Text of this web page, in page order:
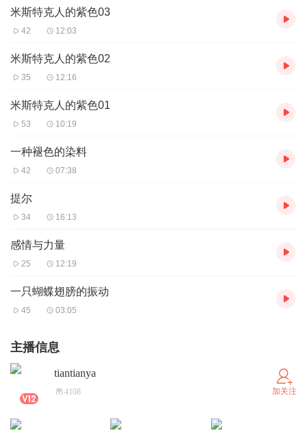
米斯特克人的紫色03
42 12:03
米斯特克人的紫色02
35 12:16
米斯特克人的紫色01
53 10:19
一种褪色的染料
42 07:38
提尔
34 16:13
感情与力量
25 12:19
一只蝴蝶翅膀的振动
45 03:05
主播信息
tiantianya
4108 加关注